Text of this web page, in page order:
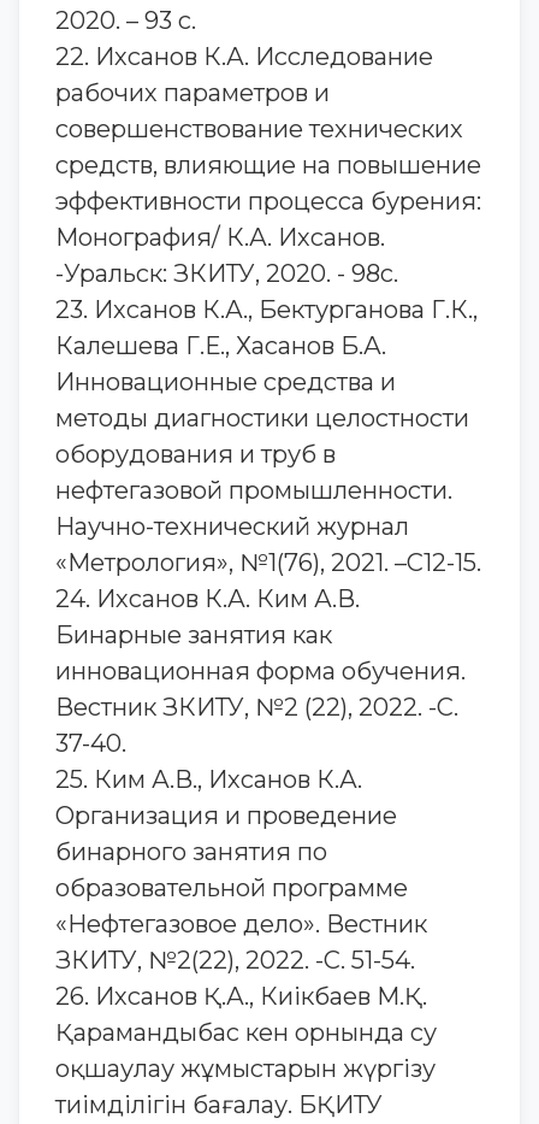
2020. – 93 с.
22. Ихсанов К.А. Исследование
рабочих параметров и
совершенствование технических
средств, влияющие на повышение
эффективности процесса бурения:
Монография/ К.А. Ихсанов.
-Уральск: ЗКИТУ, 2020. - 98с.
23. Ихсанов К.А., Бектурганова Г.К.,
Калешева Г.Е., Хасанов Б.А.
Инновационные средства и
методы диагностики целостности
оборудования и труб в
нефтегазовой промышленности.
Научно-технический журнал
«Метрология», №1(76), 2021. –С12-15.
24. Ихсанов К.А. Ким А.В.
Бинарные занятия как
инновационная форма обучения.
Вестник ЗКИТУ, №2 (22), 2022. -С.
37-40.
25. Ким А.В., Ихсанов К.А.
Организация и проведение
бинарного занятия по
образовательной программе
«Нефтегазовое дело». Вестник
ЗКИТУ, №2(22), 2022. -С. 51-54.
26. Ихсанов Қ.А., Киікбаев М.Қ.
Қарамандыбас кен орнында су
оқшаулау жұмыстарын жүргізу
тиімділігін бағалау. БҚИТУ